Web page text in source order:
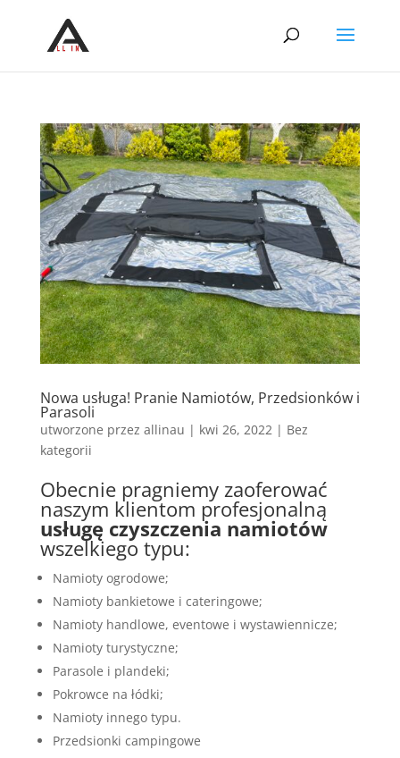
Nowa usługa! Pranie Namiotów, Przedsionków i
Parasoli
utworzone przez allinau | kwi 26, 2022 | Bez
kategorii
Obecnie pragniemy zaoferować
naszym klientom profesjonalną
usługę czyszczenia namiotów
wszelkiego typu:
Namioty ogrodowe;
Namioty bankietowe i cateringowe;
Namioty handlowe, eventowe i wystawiennicze;
Namioty turystyczne;
Parasole i plandeki;
Pokrowce na łódki;
Namioty innego typu.
Przedsionki campingowe